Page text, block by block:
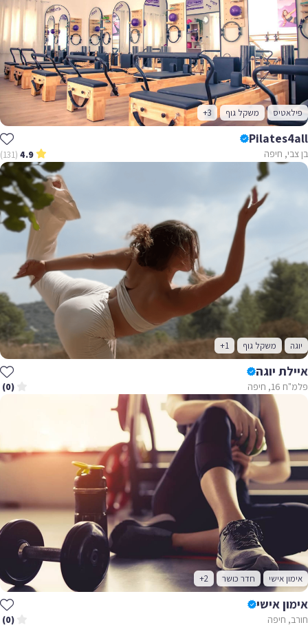
פילאטיס משקל גוף +3
Pilates4all
בן צבי, חיפה 4.9
(131)
יוגה משקל גוף +1
איילת יוגה
פלמ"ח 16, חיפה (0)
אימון אישי חדר כושר +2
אימון אישי
חורב, חיפה (0)